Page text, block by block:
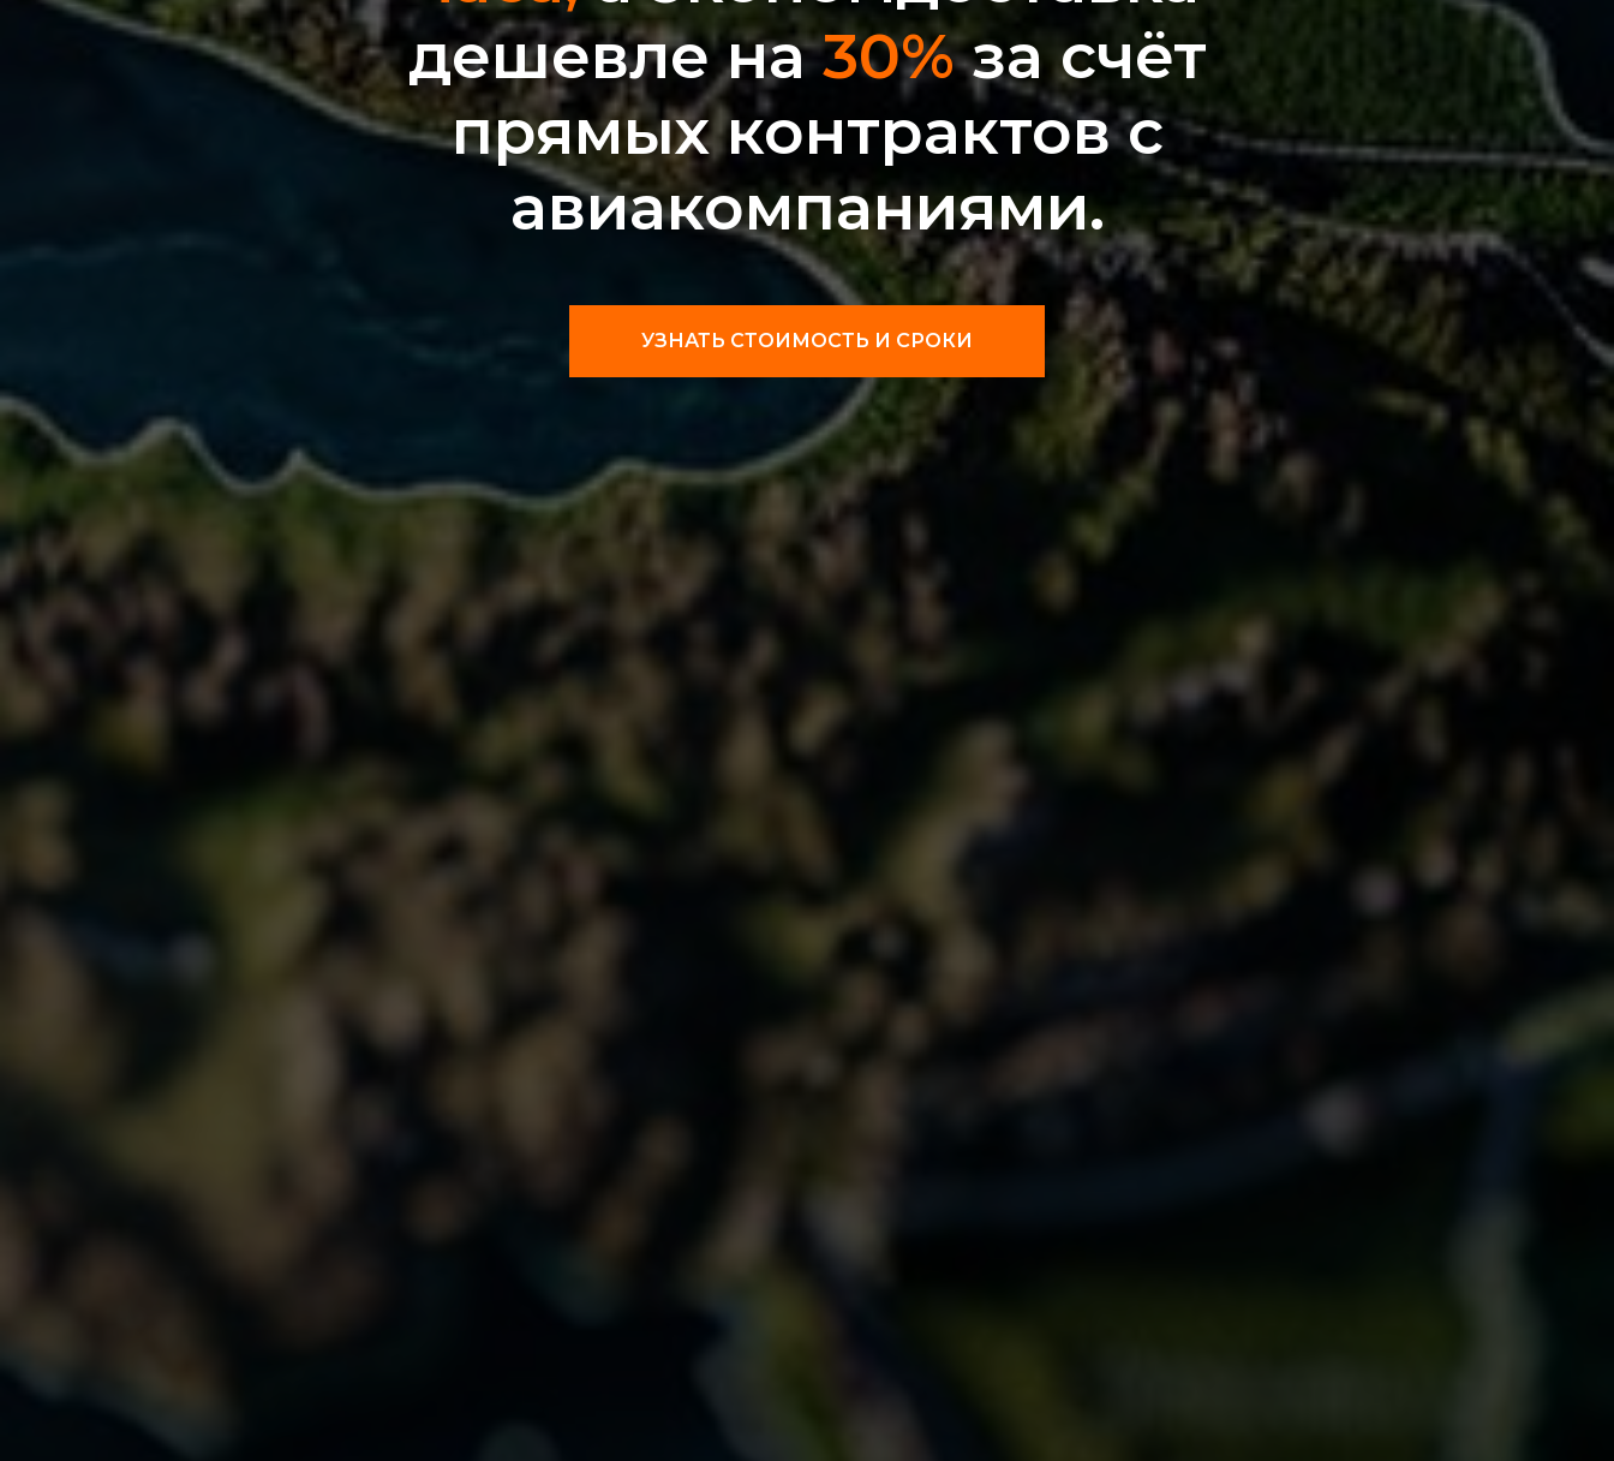
дешевле на30%за счёт
прямых контрактов с
авиакомпаниями.
УЗНАТЬ СТОИМОСТЬ И СРОКИ